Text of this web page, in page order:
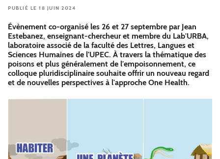
PUBLIÉ LE 18 JUIN 2024
Évènement co-organisé les 26 et 27 septembre par Jean
Estebanez, enseignant-chercheur et membre du Lab'URBA,
laboratoire associé de la faculté des Lettres, Langues et
Sciences Humaines de l'UPEC. À travers la thématique des
poisons et plus généralement de l'empoisonnement, ce
colloque pluridisciplinaire souhaite offrir un nouveau regard
et de nouvelles perspectives à l'approche One Health.